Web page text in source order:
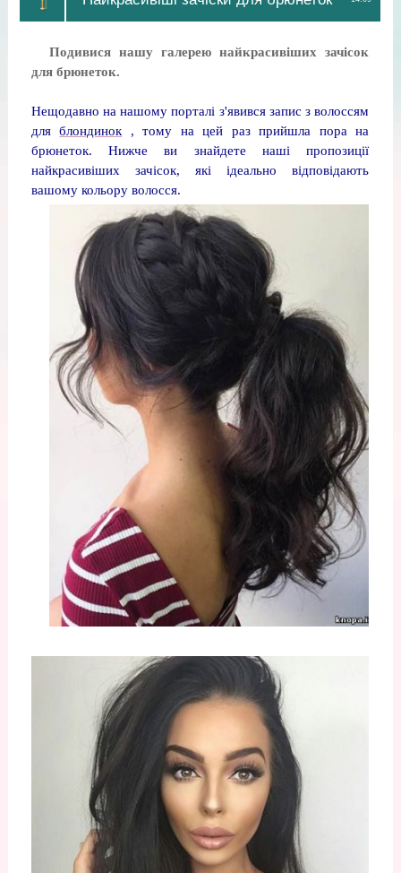
Подивися нашу галерею найкрасивіших зачісок
для брюнеток.
Нещодавно на нашому порталі з'явився запис з волоссям
дляблондинок , тому на цей раз прийшла пора на
брюнеток. Нижче ви знайдете наші пропозиції
найкрасивіших зачісок, які ідеально відповідають
вашому кольору волосся.